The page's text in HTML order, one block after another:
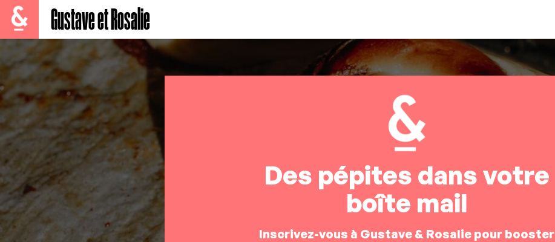
Gustave et Rosalie
Des pépites dans votre
boîte mail
Inscrivez-vous à Gustave & Rosalie pour booster